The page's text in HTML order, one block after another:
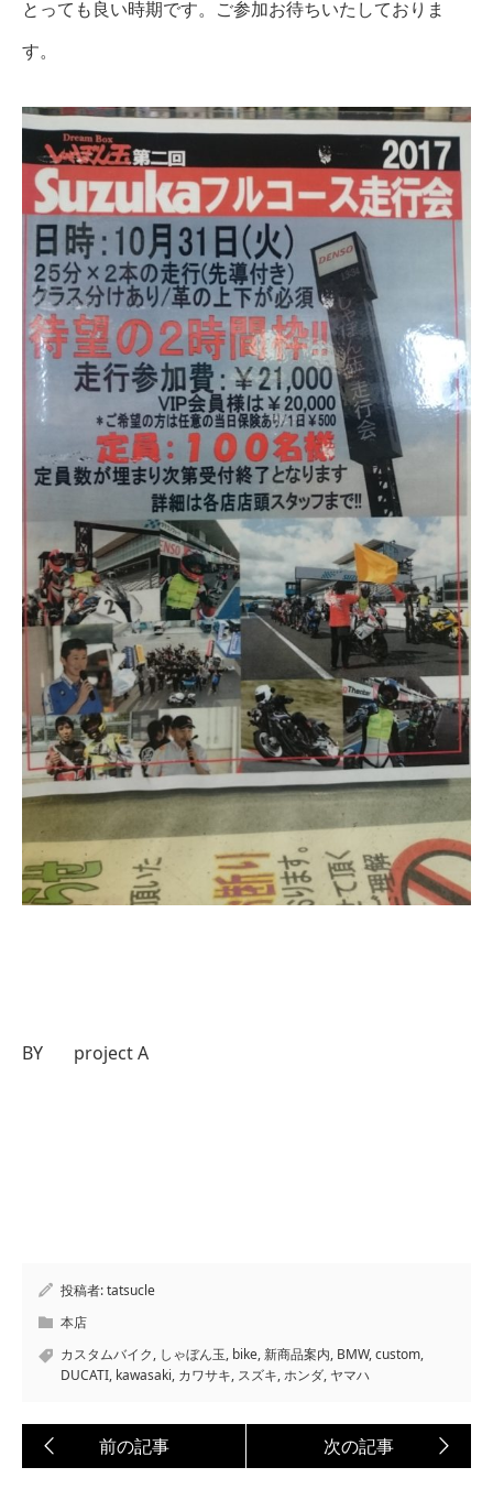
とっても良い時期です。ご参加お待ちいたしておりま
す。
BY project A
投稿者:tatsucle
本店
カスタムバイク, しゃぼん玉, bike,新商品案内, BMW,custom,
DUCATI, kawasaki, カワサキ, スズキ,ホンダ, ヤマハ